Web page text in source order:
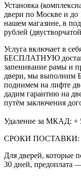
Установка
двери по Москве и
нашем магазине, в
рублей
Услуга включает в
БЕСПЛАТНУЮ
запенивание рамы и
двери, мы выполним
поднимем на лифте
дадим гарантию на
путём заключения
Удаление за МКАД: +
СРОКИ ПОСТАВКИ:
Для дверей, которые
30 дней, предоплата